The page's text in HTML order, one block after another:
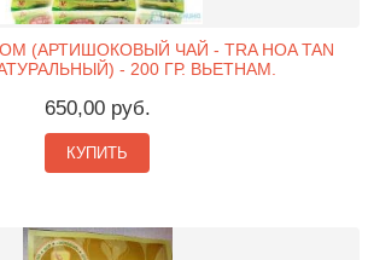
(АРТИШОКОВЫЙ ЧАЙ - TRA HOA TAN
- 200 ГР. ВЬЕТНАМ.
650,00 руб.
КУПИТЬ